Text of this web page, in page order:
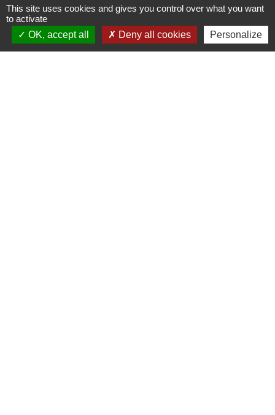
Signaler une erreur sur cette page
This site uses cookies and gives you control over what you want
to activate
OK, accept all
Deny all cookies Personalize